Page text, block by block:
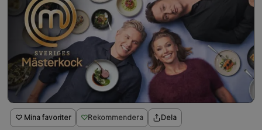
♡ Mina favoriter Rekommendera Dela